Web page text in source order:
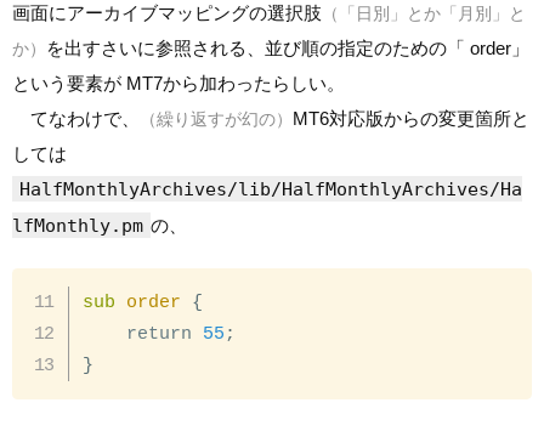
画面にアーカイブマッピングの選択肢 （「日別」とか「月別」と
か）
を出すさいに参照される、並び順の指定のための「 order」
という要素が MT7から加わったらしい。
てなわけで、
（繰り返すが幻の） MT6対応版からの変更箇所と
しては
HalfMonthlyArchives/lib/HalfMonthlyArchives/Ha
lfMonthly.pm の、
sub order
{
    return
55 ;
}